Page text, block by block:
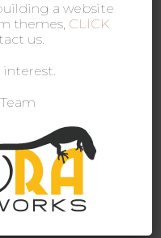
a website
themes, CLICK
us.
interest.